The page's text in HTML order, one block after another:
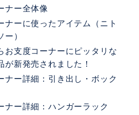
ナー全体像
ナーに使ったアイテム（ニト
ー）
お支度コーナーにピッタリな
が新発売されました！
ナー詳細：引き出し・ボック
ナー詳細：ハンガーラック